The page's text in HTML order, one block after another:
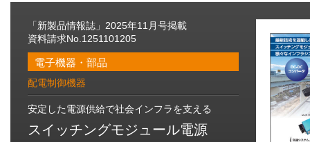
「新製品情報誌」2025年11月号掲載
資料請求No.1251101205
電子機器・部品
配電制御機器
安定した電源供給で社会インフラを支える
スイッチングモジュール電源